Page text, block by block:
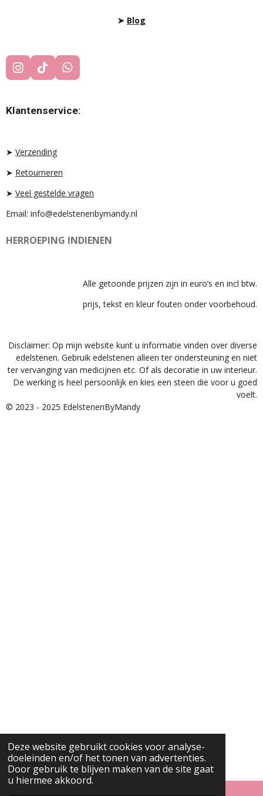
Deze website gebruikt cookies voor analyse-
doeleinden en/of het tonen van advertenties.
Door gebruik te blijven maken van de site gaat
u hiermee akkoord.
➤ Blog
I
N
T
A
A
T
I
T
O
W
H
T
S
Klantenservice:
➤ Verzending
➤ Retourneren
➤ Veel gestelde vragen
Email: info@edelstenenbymandy.nl
HERROEPING INDIENEN
Alle getoonde prijzen zijn in euro’s en incl btw.
prijs, tekst en kleur fouten onder voorbehoud.
Disclaimer: Op mijn website kunt u informatie vinden over diverse
edelstenen. Gebruik edelstenen alleen ter ondersteuning en niet
ter vervanging van medicijnen etc. Of als decoratie in uw interieur.
De werking is heel persoonlijk en kies een steen die voor u goed
voelt.
© 2023 - 2025 EdelstenenByMandy